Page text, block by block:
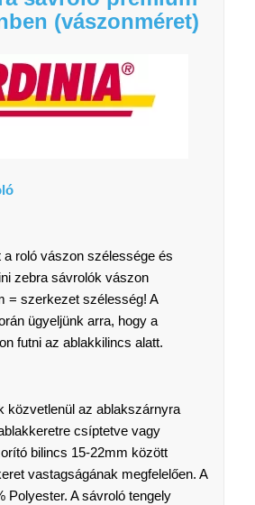
(vászonméret)
a roló vászon szélessége és
zebra sávrolók vászon
= szerkezet szélesség! A
ügyeljünk arra, hogy a
futni az ablakkilincs alatt.
közvetlenül az ablakszárnyra
csíptetve vagy
bilincs 15-22mm között
vastagságának megfelelően. A
Polyester. A sávroló tengely